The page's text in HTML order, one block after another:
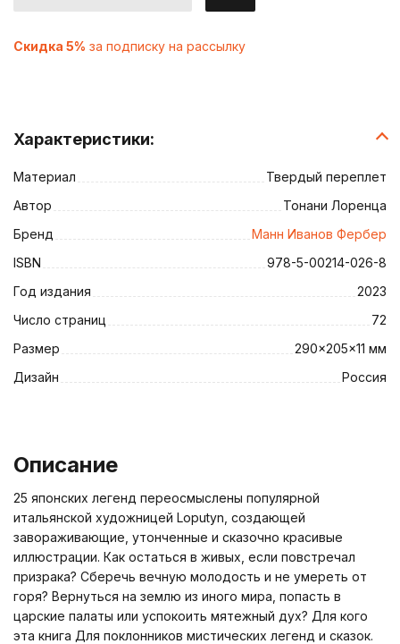
Характеристики:
Материал
Твердый переплет
Автор
Тонани Лоренца
Бренд
Манн Иванов Фербер
ISBN
978-5-00214-026-8
Год издания
2023
Число страниц
72
Размер
290x205x11 мм
Дизайн
Россия
Скидка 5% за подписку на рассылку
Описание
25 японских легенд переосмыслены популярной
итальянской художницей Loputyn, создающей
завораживающие, утонченные и сказочно красивые
иллюстрации. Как остаться в живых, если повстречал
призрака? Сберечь вечную молодость и не умереть от
горя? Вернуться на землю из иного мира, попасть в
царские палаты или успокоить мятежный дух? Для кого
эта книга Для поклонников мистических легенд и сказок.